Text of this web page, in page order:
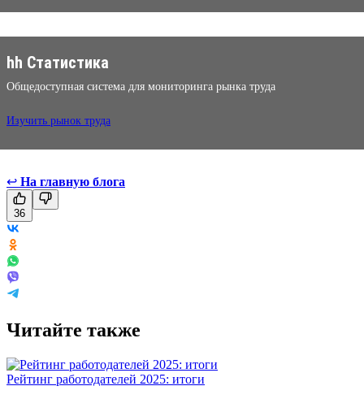
hh Статистика
Общедоступная система для мониторинга рынка труда
Изучить рынок труда
↩ На главную блога
36
Читайте также
Рейтинг работодателей 2025: итоги